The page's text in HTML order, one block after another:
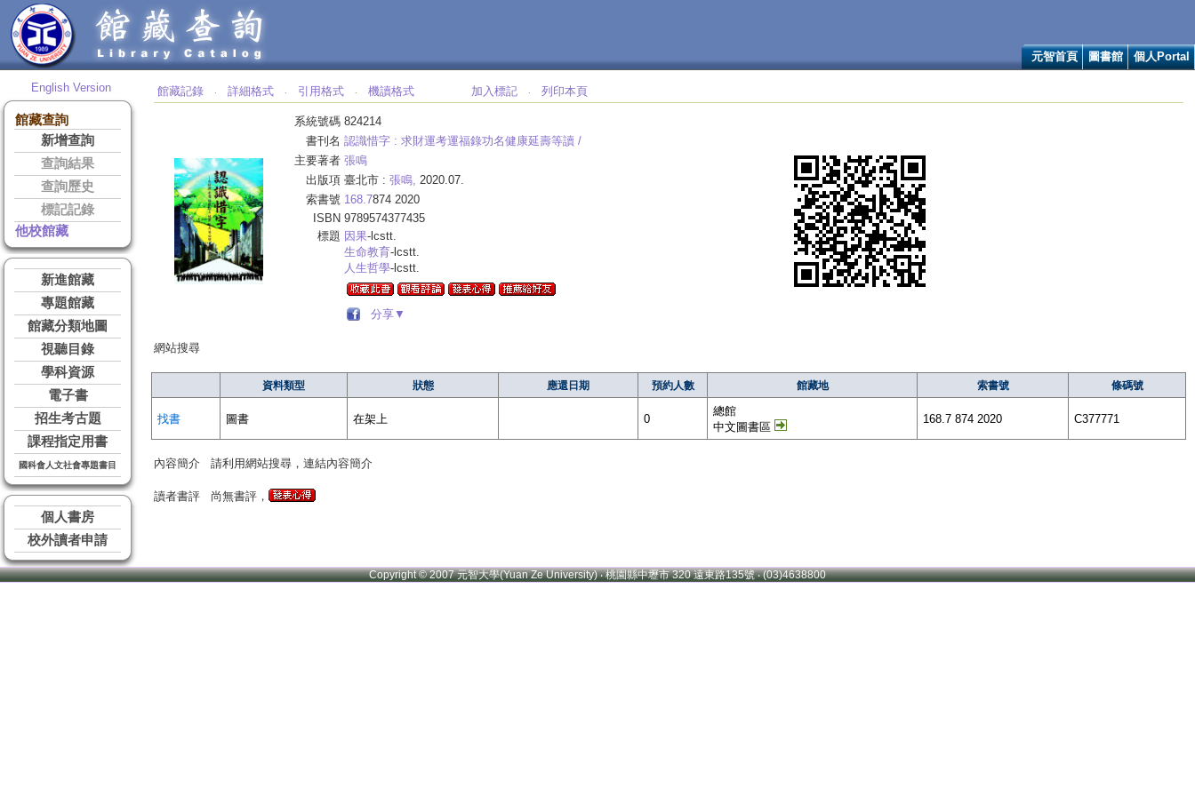
元智首頁 圖書館 個人Portal
English Version
館藏查詢
新增查詢
查詢結果
查詢歷史
標記記錄
他校館藏
新進館藏
專題館藏
館藏分類地圖
視聽目錄
學科資源
電子書
招生考古題
課程指定用書
國科會人文社會專題書目
個人書房
校外讀者申請
館藏記錄 ‧ 詳細格式 ‧ 引用格式 ‧ 機讀格式 加入標記 ‧ 列印本頁
系統號碼 824214
書刊名 認識惜字 : 求財運考運福錄功名健康延壽等讀 /
主要著者 張鳴
出版項 臺北市 : 張鳴, 2020.07.
索書號 168.7874 2020
ISBN 9789574377435
標題 因果-lcstt.
生命教育-lcstt.
人生哲學-lcstt.
分享▼
網站搜尋
資料類型 狀態 應還日期 預約人數 館藏地 索書號 條碼號
找書 圖書 在架上 0
總館
中文圖書區
168.7 874 2020 C377771
內容簡介 請利用網站搜尋，連結內容簡介
讀者書評 尚無書評，
Copyright © 2007 元智大學(Yuan Ze University) ‧ 桃園縣中壢市 320 遠東路135號 ‧ (03)4638800